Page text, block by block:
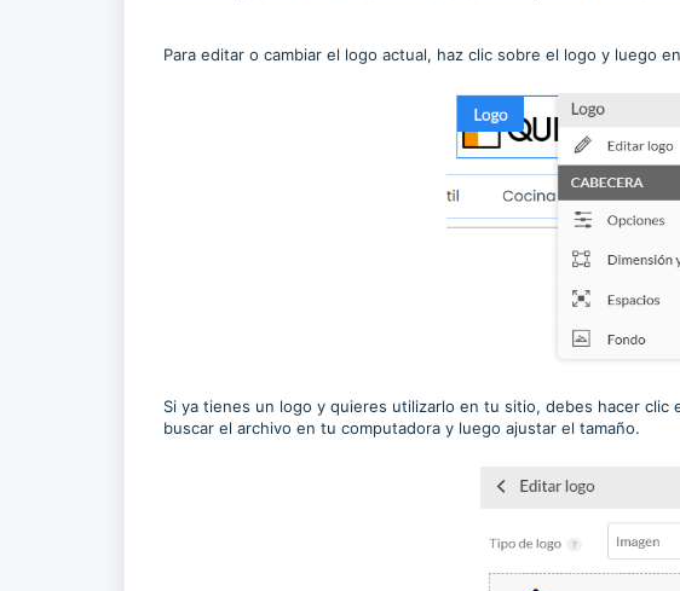
Para editar o cambiar el logo actual, haz clic sobre el logo y luego en
Si ya tienes un logo y quieres utilizarlo en tu sitio, debes hacer clic
buscar el archivo en tu computadora y luego ajustar el tamaño.